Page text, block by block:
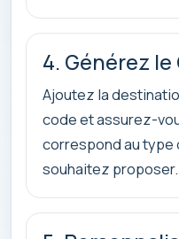
4. Générez le
Ajoutez la
code et assurez-
correspond au type
souhaitez proposer.